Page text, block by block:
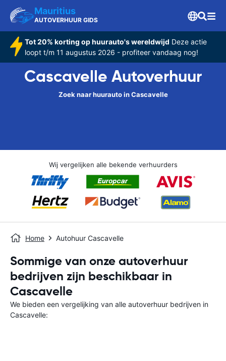
Mauritius
AUTOVERHUUR GIDS
Tot 20% korting op huurauto's wereldwijd Deze actie
loopt t/m 11 augustus 2026 - profiteer vandaag nog!
Cascavelle Autoverhuur
Zoek naar huurauto in Cascavelle
Wij vergelijken alle bekende verhuurders
Home Autohuur Cascavelle
Sommige van onze autoverhuur
bedrijven zijn beschikbaar in
Cascavelle
We bieden een vergelijking van alle autoverhuur bedrijven in
Cascavelle: